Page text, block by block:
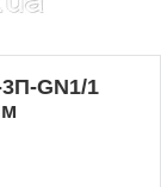
GN1/1